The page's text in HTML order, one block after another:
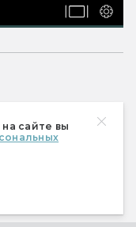
сайте выработу о